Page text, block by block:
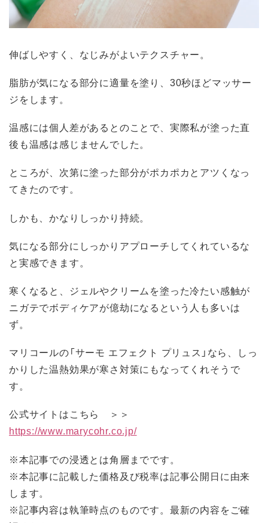
伸ばしやすく、なじみがよいテクスチャー。
脂肪が気になる部分に適量を塗り、30秒ほどマッサー
ジをします。
温感には個人差があるとのことで、実際私が塗った直
後も温感は感じませんでした。
ところが、次第に塗った部分がポカポカとアツくなっ
てきたのです。
しかも、かなりしっかり持続。
気になる部分にしっかりアプローチしてくれているな
と実感できます。
寒くなると、ジェルやクリームを塗った冷たい感触が
ニガテでボディケアが億劫になるという人も多いは
ず。
マリコールの「サーモ エフェクト プリュス」なら、しっ
かりした温熱効果が寒さ対策にもなってくれそうで
す。
公式サイトはこちら ＞＞
https://www.marycohr.co.jp/
※本記事での浸透とは角層までです。
※本記事に記載した価格及び税率は記事公開日に由来
します。
※記事内容は執筆時点のものです。最新の内容をご確